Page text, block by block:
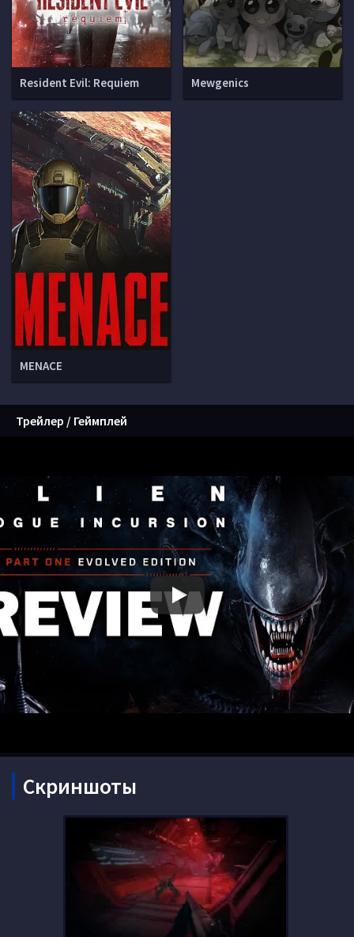
Resident Evil: Requiem Mewgenics
MENACE
Трейлер / Геймплей
Скриншоты